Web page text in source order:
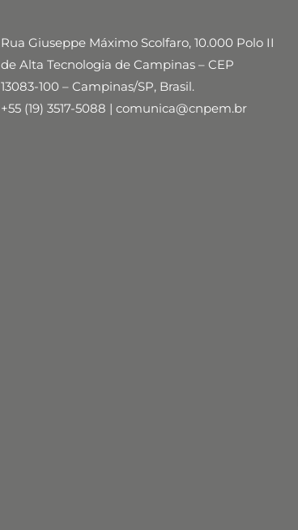
Rua Giuseppe Máximo Scolfaro, 10.000 Polo II
de Alta Tecnologia de Campinas – CEP
13083-100 – Campinas/SP, Brasil.
+55 (19) 3517-5088 | comunica@cnpem.br